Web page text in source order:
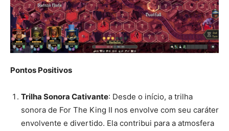
Pontos Positivos
Trilha Sonora Cativante: Desde o início, a trilha
sonora de For The King II nos envolve com seu caráter
envolvente e divertido. Ela contribui para a atmosfera